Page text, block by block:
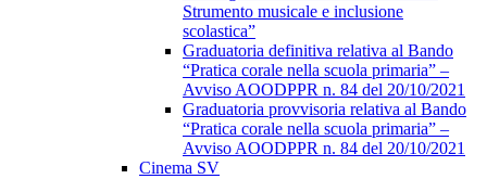
Strumento musicale e inclusione
scolastica”
Graduatoria definitiva relativa al Bando
“Pratica corale nella scuola primaria” –
Avviso AOODPPR n. 84 del 20/10/2021
Graduatoria provvisoria relativa al Bando
“Pratica corale nella scuola primaria” –
Avviso AOODPPR n. 84 del 20/10/2021
Cinema SV